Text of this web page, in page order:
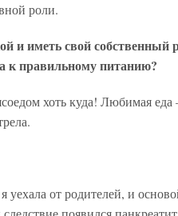
роли.
и иметь свой
правильному питанию?
хоть куда! Любимая
уехала от родителей, и